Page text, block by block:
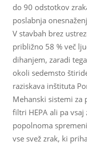
do 90 odstotkov
poslabnja
V stavbah brez
približno 58 % več
dihanjem, zaradi
okoli sedemsto
raziskava inštituta
Mehanski sistemi za
filtri HEPA ali pa
popolnoma
vse svež zrak, ki